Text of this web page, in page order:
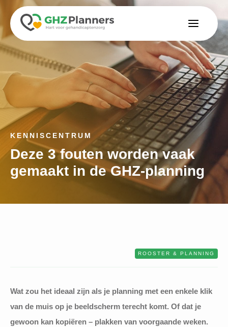
KENNISCENTRUM
Deze 3 fouten worden vaak
gemaakt in de GHZ-planning
ROOSTER & PLANNING
Wat zou het ideaal zijn als je planning met een enkele klik
van de muis op je beeldscherm terecht komt. Of dat je
gewoon kan kopiëren – plakken van voorgaande weken.